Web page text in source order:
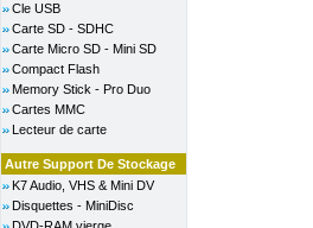
Cle USB
Carte SD - SDHC
Carte Micro SD - Mini SD
Compact Flash
Memory Stick - Pro Duo
Cartes MMC
Lecteur de carte
Autre Support De Stockage
K7 Audio, VHS & Mini DV
Disquettes - MiniDisc